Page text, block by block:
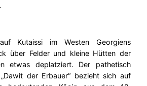
Kutaissi im Westen Georgiens
über Felder und kleine Hütten der
etwas deplatziert. Der pathetisch
der Erbauer“ bezieht sich auf